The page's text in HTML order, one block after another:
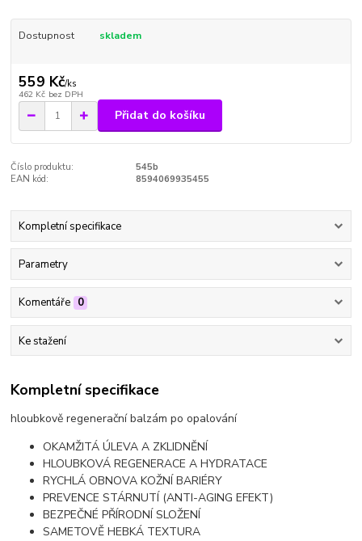
Dostupnost skladem
559 Kč/ks
462 Kč bez DPH
Přidat do košíku
Číslo produktu:
545b
EAN kód:
8594069935455
Kompletní specifikace
Parametry
Komentáře 0
Ke stažení
Kompletní specifikace
hloubkově regenerační balzám po opalování
OKAMŽITÁ ÚLEVA A ZKLIDNĚNÍ
HLOUBKOVÁ REGENERACE A HYDRATACE
RYCHLÁ OBNOVA KOŽNÍ BARIÉRY
PREVENCE STÁRNUTÍ (ANTI-AGING EFEKT)
BEZPEČNÉ PŘÍRODNÍ SLOŽENÍ
SAMETOVĚ HEBKÁ TEXTURA